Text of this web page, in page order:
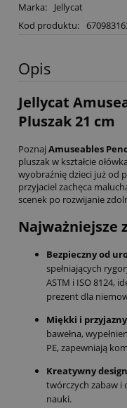
Marka:
Jellycat
Kod produktu:
Opis
Jellycat
Pluszak 21 cm
Poznaj Amuseables
pluszak w kształcie
wyobraźnię dzieci już od
przyjaciel zachęca
scenek po rozwijanie
Najważniejsze
Bezpieczny od
spełniających
ASTM i ISO 8124,
prezent dla
Miękki i
bawełna,
PE, zapewniają
Kreatywny design
twórczych zabaw i
nauki.